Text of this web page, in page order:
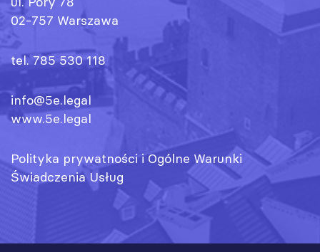
02-757 Warszawa
tel. 785 530 118
info@5e.legal
www.5e.legal
Polityka prywatnościiOgólne Warunki
Świadczenia Usług